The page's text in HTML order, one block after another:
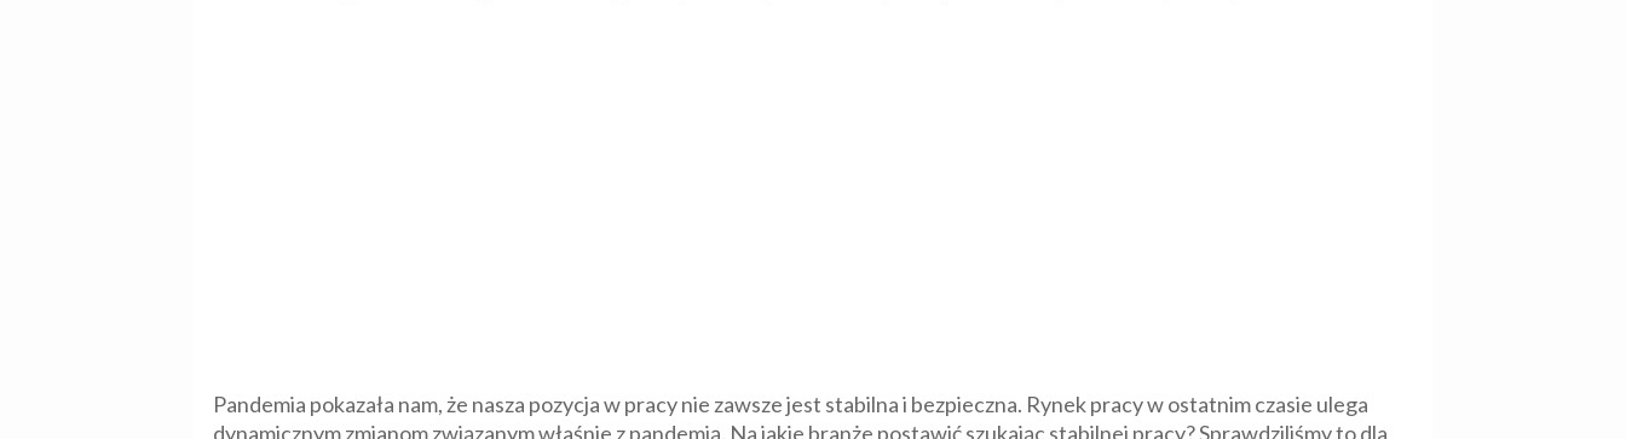
Pandemia pokazała nam, że nasza pozycja w pracy nie zawsze jest stabilna i bezpieczna. Rynek pracy w ostatnim czasie ulega
dynamicznym zmianom związanym właśnie z pandemią. Na jakie branże postawić szukając stabilnej pracy? Sprawdziliśmy to dla